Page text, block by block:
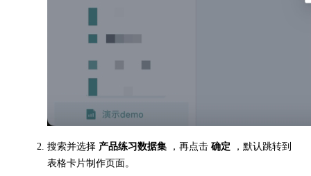
搜索并选择 产品练习数据集 ，再点击 确定
，默认跳转到
表格卡片制作页面。